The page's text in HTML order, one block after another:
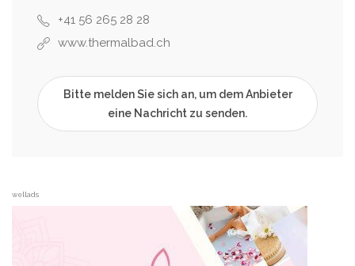
+41 56 265 28 28
www.thermalbad.ch
Bitte melden Sie sich an, um dem Anbieter
eine Nachricht zu senden.
wellads